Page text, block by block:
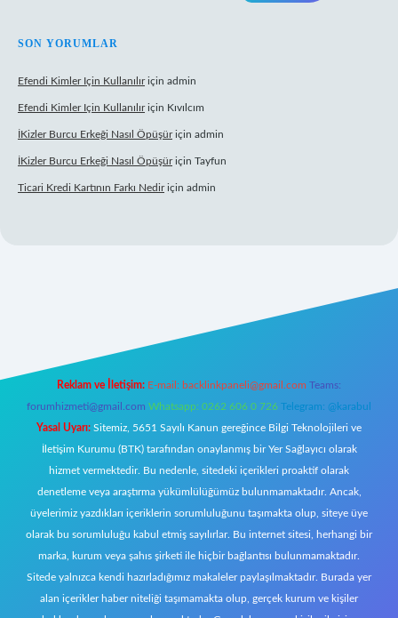
SON YORUMLAR
Efendi Kimler Için Kullanılıriçin admin
Efendi Kimler Için Kullanılıriçin Kıvılcım
İKizler Burcu Erkeği Nasıl Öpüşüriçin admin
İKizler Burcu Erkeği Nasıl Öpüşüriçin Tayfun
Ticari Kredi Kartının Farkı Nediriçin admin
Reklam ve İletişim: E-mail: backlinkpaneli@gmail.com Teams:
forumhizmeti@gmail.com Whatsapp: 0262 606 0 726 Telegram: @karabul
Yasal Uyarı: Sitemiz, 5651 Sayılı Kanun gereğince Bilgi Teknolojileri ve
İletişim Kurumu (BTK) tarafından onaylanmış bir Yer Sağlayıcı olarak
hizmet vermektedir. Bu nedenle, sitedeki içerikleri proaktif olarak
denetleme veya araştırma yükümlülüğümüz bulunmamaktadır. Ancak,
üyelerimiz yazdıkları içeriklerin sorumluluğunu taşımakta olup, siteye üye
olarak bu sorumluluğu kabul etmiş sayılırlar. Bu internet sitesi, herhangi bir
marka, kurum veya şahıs şirketi ile hiçbir bağlantısı bulunmamaktadır.
Sitede yalnızca kendi hazırladığımız makaleler paylaşılmaktadır. Burada yer
alan içerikler haber niteliği taşımamakta olup, gerçek kurum ve kişiler